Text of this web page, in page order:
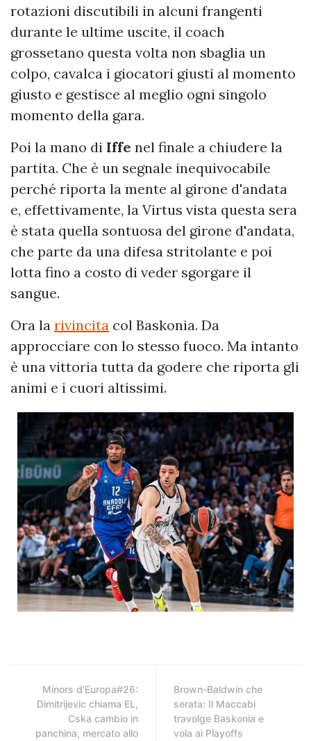
rotazioni discutibili in alcuni frangenti
durante le ultime uscite, il coach
grossetano questa volta non sbaglia un
colpo, cavalca i giocatori giusti al momento
giusto e gestisce al meglio ogni singolo
momento della gara.
Poi la mano di Iffe nel finale a chiudere la
partita. Che è un segnale inequivocabile
perché riporta la mente al girone d'andata
e, effettivamente, la Virtus vista questa sera
è stata quella sontuosa del girone d'andata,
che parte da una difesa stritolante e poi
lotta fino a costo di veder sgorgare il
sangue.
Ora la rivincita col Baskonia. Da
approcciare con lo stesso fuoco. Ma intanto
è una vittoria tutta da godere che riporta gli
animi e i cuori altissimi.
Minors d'Europa#26:
Dimitrijevic chiama EL,
Cska cambio in
panchina, mercato allo
Brown-Baldwin che
serata: Il Maccabi
travolge Baskonia e
vola ai Playoffs